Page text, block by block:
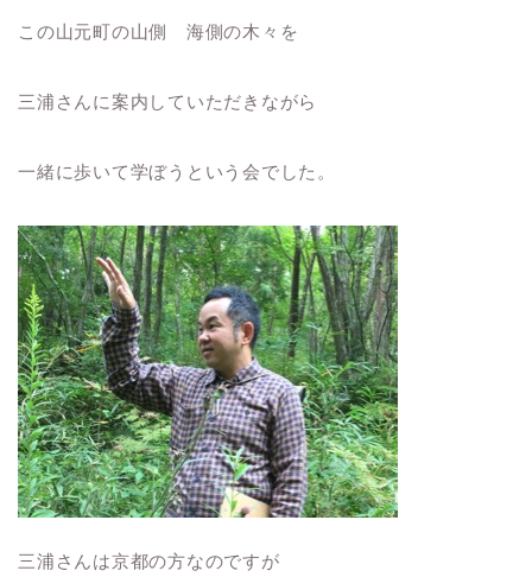
この山元町の山側 海側の木々を
三浦さんに案内していただきながら
一緒に歩いて学ぼうという会でした。
三浦さんは京都の方なのですが